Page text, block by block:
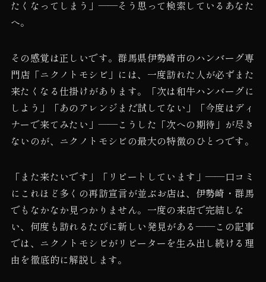
たくなってしまう」——そう思って検索しているあなた
へ。
その感覚は正しいです。群馬県伊勢崎市のハンバーグ専
門店「ニクノトモシビ」には、一度訪れた人が必ずまた
来たくなる仕掛けがあります。「次は和牛ハンバーグに
しよう」「あのアレンジまだ試してない」「今度はディ
ナーで来てみたい」——こうした「次への期待」が尽き
ないのが、ニクノトモシビの最大の特徴のひとつです。
「また来たいです」「リピートしています」——口コミ
にこれほど多くの再訪宣言が並ぶお店は、伊勢崎・群馬
でもなかなか見つかりません。一度の来店で完結しな
い、何度も訪れるたびに新しい発見がある——この記事
では、ニクノトモシビがリピーターを生み出し続ける理
由を徹底的に解説します。